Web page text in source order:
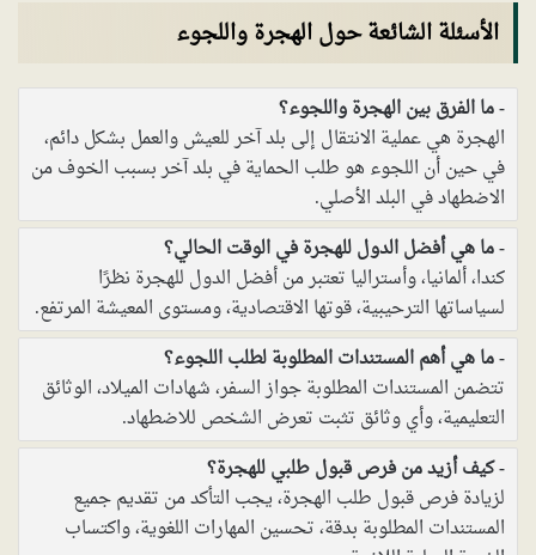
الأسئلة الشائعة حول الهجرة واللجوء
ما الفرق بين الهجرة واللجوء؟
الهجرة هي عملية الانتقال إلى بلد آخر للعيش والعمل بشكل دائم،
في حين أن اللجوء هو طلب الحماية في بلد آخر بسبب الخوف من
الاضطهاد في البلد الأصلي.
ما هي أفضل الدول للهجرة في الوقت الحالي؟
كندا، ألمانيا، وأستراليا تعتبر من أفضل الدول للهجرة نظرًا
لسياساتها الترحيبية، قوتها الاقتصادية، ومستوى المعيشة المرتفع.
ما هي أهم المستندات المطلوبة لطلب اللجوء؟
تتضمن المستندات المطلوبة جواز السفر، شهادات الميلاد، الوثائق
التعليمية، وأي وثائق تثبت تعرض الشخص للاضطهاد.
كيف أزيد من فرص قبول طلبي للهجرة؟
لزيادة فرص قبول طلب الهجرة، يجب التأكد من تقديم جميع
المستندات المطلوبة بدقة، تحسين المهارات اللغوية، واكتساب